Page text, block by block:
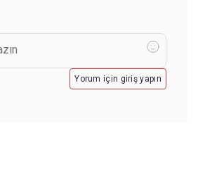
Yorum için giriş yapın